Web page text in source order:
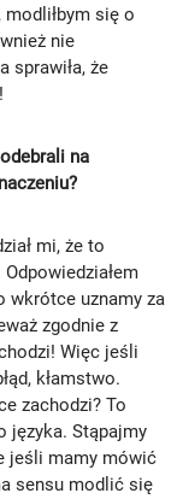
się o
nie
sprawiła, że
na
mi, że to
wkrótce uznamy za
zgodnie z
Więc jeśli
kłamstwo.
zachodzi? To
języka. Stąpajmy
jeśli mamy mówić
sensu modlić się